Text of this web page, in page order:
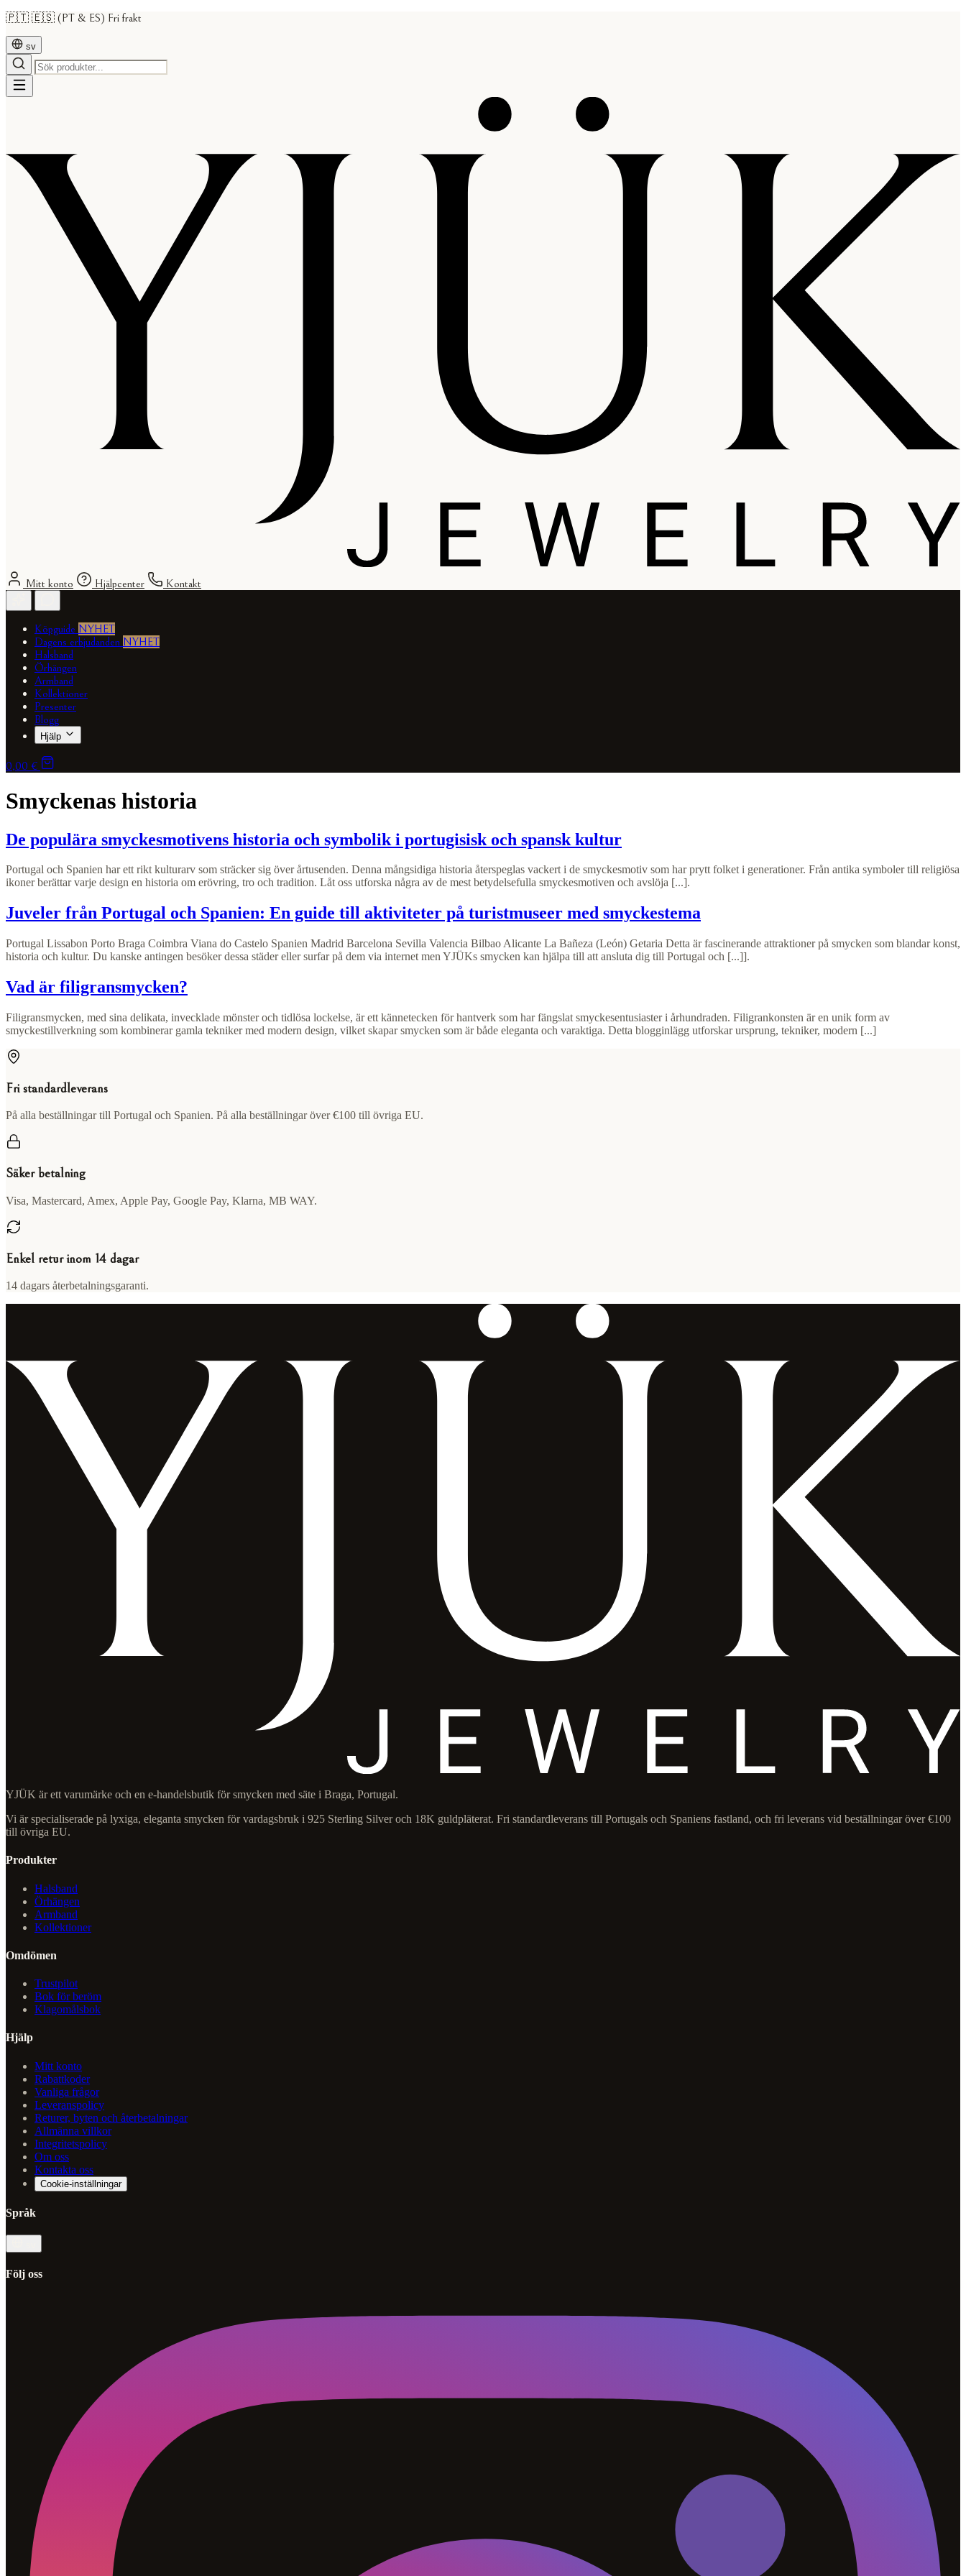
🇵🇹 🇪🇸 (PT & ES) Fri frakt
sv
Mitt konto Hjälpcenter Kontakt
Köpguide NYHET
Dagens erbjudanden NYHET
Halsband
Örhängen
Armband
Kollektioner
Presenter
Blogg
Hjälp
0,00 €
Smyckenas historia
De populära smyckesmotivens historia och symbolik i portugisisk och spansk kultur
Portugal och Spanien har ett rikt kulturarv som sträcker sig över årtusenden. Denna mångsidiga historia återspeglas vackert i de smyckesmotiv som har prytt folket i generationer. Från antika symboler till religiösa
ikoner berättar varje design en historia om erövring, tro och tradition. Låt oss utforska några av de mest betydelsefulla smyckesmotiven och avslöja [...].
Juveler från Portugal och Spanien: En guide till aktiviteter på turistmuseer med smyckestema
Portugal Lissabon Porto Braga Coimbra Viana do Castelo Spanien Madrid Barcelona Sevilla Valencia Bilbao Alicante La Bañeza (León) Getaria Detta är fascinerande attraktioner på smycken som blandar konst,
historia och kultur. Du kanske antingen besöker dessa städer eller surfar på dem via internet men YJÜKs smycken kan hjälpa till att ansluta dig till Portugal och [...]].
Vad är filigransmycken?
Filigransmycken, med sina delikata, invecklade mönster och tidlösa lockelse, är ett kännetecken för hantverk som har fängslat smyckesentusiaster i århundraden. Filigrankonsten är en unik form av
smyckestillverkning som kombinerar gamla tekniker med modern design, vilket skapar smycken som är både eleganta och varaktiga. Detta blogginlägg utforskar ursprung, tekniker, modern [...]
Fri standardleverans
På alla beställningar till Portugal och Spanien. På alla beställningar över €100 till övriga EU.
Säker betalning
Visa, Mastercard, Amex, Apple Pay, Google Pay, Klarna, MB WAY.
Enkel retur inom 14 dagar
14 dagars återbetalningsgaranti.
YJÜK är ett varumärke och en e-handelsbutik för smycken med säte i Braga, Portugal.
Vi är specialiserade på lyxiga, eleganta smycken för vardagsbruk i 925 Sterling Silver och 18K guldpläterat. Fri standardleverans till Portugals och Spaniens fastland, och fri leverans vid beställningar över €100
till övriga EU.
Produkter
Halsband
Örhängen
Armband
Kollektioner
Omdömen
Trustpilot
Bok för beröm
Klagomålsbok
Hjälp
Mitt konto
Rabattkoder
Vanliga frågor
Leveranspolicy
Returer, byten och återbetalningar
Allmänna villkor
Integritetspolicy
Om oss
Kontakta oss
Cookie-inställningar
Språk
Följ oss